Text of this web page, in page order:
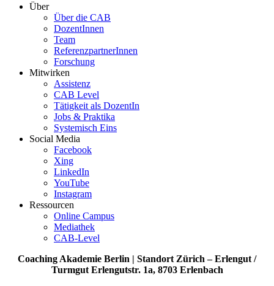
Über
Über die CAB
DozentInnen
Team
ReferenzpartnerInnen
Forschung
Mitwirken
Assistenz
CAB Level
Tätigkeit als DozentIn
Jobs & Praktika
Systemisch Eins
Social Media
Facebook
Xing
LinkedIn
YouTube
Instagram
Ressourcen
Online Campus
Mediathek
CAB-Level
Coaching Akademie Berlin | Standort Zürich – Erlengut /
Turmgut Erlengutstr. 1a, 8703 Erlenbach